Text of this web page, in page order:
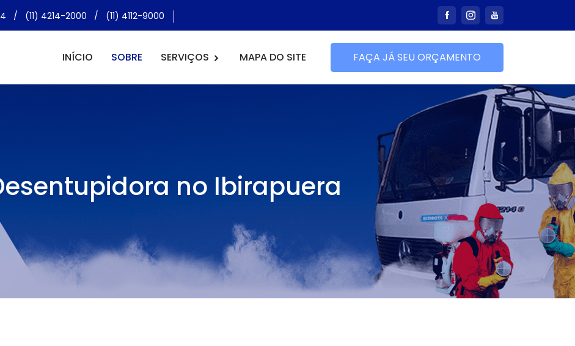
/ (11) 4214-2000 / (11) 4112-9000
INÍCIO SOBRE SERVIÇOS MAPA DO SITE FAÇA JÁ SEU ORÇAMENTO
no Ibirapuera